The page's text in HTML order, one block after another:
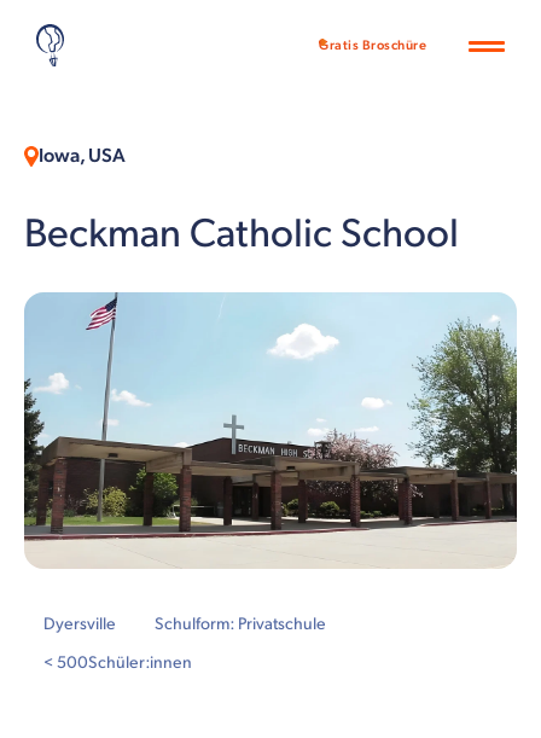
Gratis Broschüre
Iowa, USA
Beckman Catholic School
Dyersville
Schulform: Privatschule
< 500Schüler:innen